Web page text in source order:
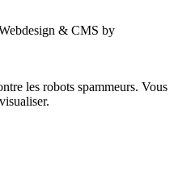
& CMS by
les robots spammeurs. Vous